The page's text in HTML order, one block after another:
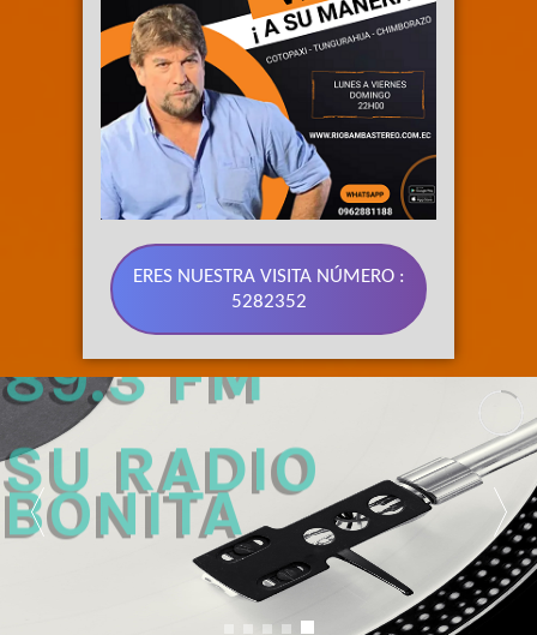
ERES NUESTRA VISITA NÚMERO :
5282352
89.3 FM
SU RADIO
BONITA